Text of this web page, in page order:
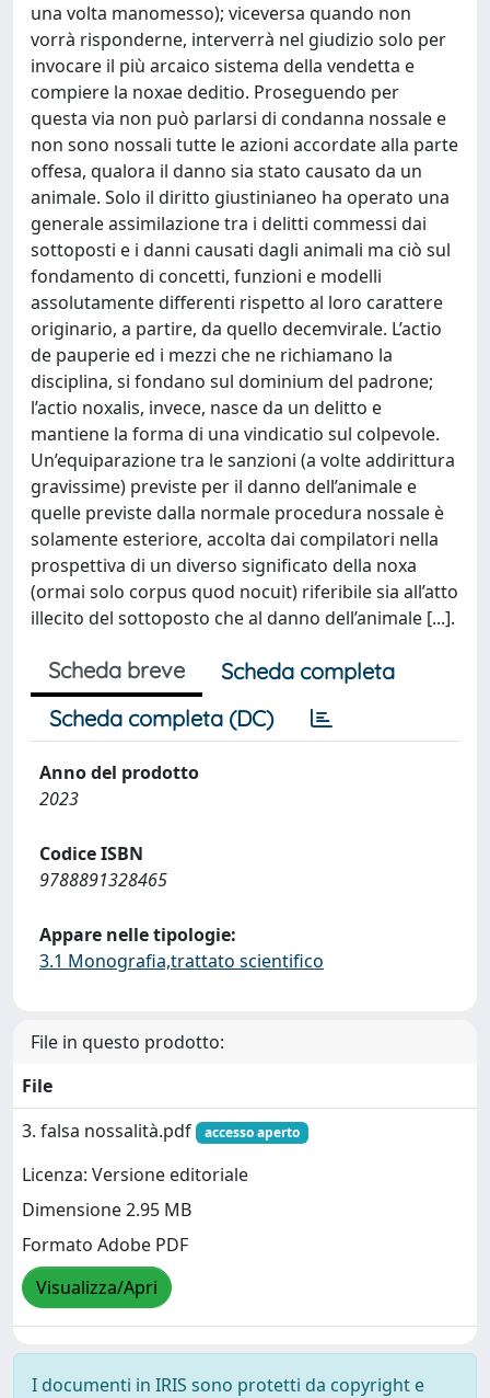
una volta manomesso); viceversa quando non
vorrà risponderne, interverrà nel giudizio solo per
invocare il più arcaico sistema della vendetta e
compiere la noxae deditio. Proseguendo per
questa via non può parlarsi di condanna nossale e
non sono nossali tutte le azioni accordate alla parte
offesa, qualora il danno sia stato causato da un
animale. Solo il diritto giustinianeo ha operato una
generale assimilazione tra i delitti commessi dai
sottoposti e i danni causati dagli animali ma ciò sul
fondamento di concetti, funzioni e modelli
assolutamente differenti rispetto al loro carattere
originario, a partire, da quello decemvirale. L’actio
de pauperie ed i mezzi che ne richiamano la
disciplina, si fondano sul dominium del padrone;
l’actio noxalis, invece, nasce da un delitto e
mantiene la forma di una vindicatio sul colpevole.
Un’equiparazione tra le sanzioni (a volte addirittura
gravissime) previste per il danno dell’animale e
quelle previste dalla normale procedura nossale è
solamente esteriore, accolta dai compilatori nella
prospettiva di un diverso significato della noxa
(ormai solo corpus quod nocuit) riferibile sia all’atto
illecito del sottoposto che al danno dell’animale [...].
Scheda breve
Scheda completa
Scheda completa (DC)
Anno del prodotto
2023
Codice ISBN
9788891328465
Appare nelle tipologie:
3.1 Monografia,trattato scientifico
File in questo prodotto:
File
3. falsa nossalità.pdf
accesso aperto
Licenza: Versione editoriale
Dimensione 2.95 MB
Formato Adobe PDF
Visualizza/Apri
I documenti in IRIS sono protetti da copyright e